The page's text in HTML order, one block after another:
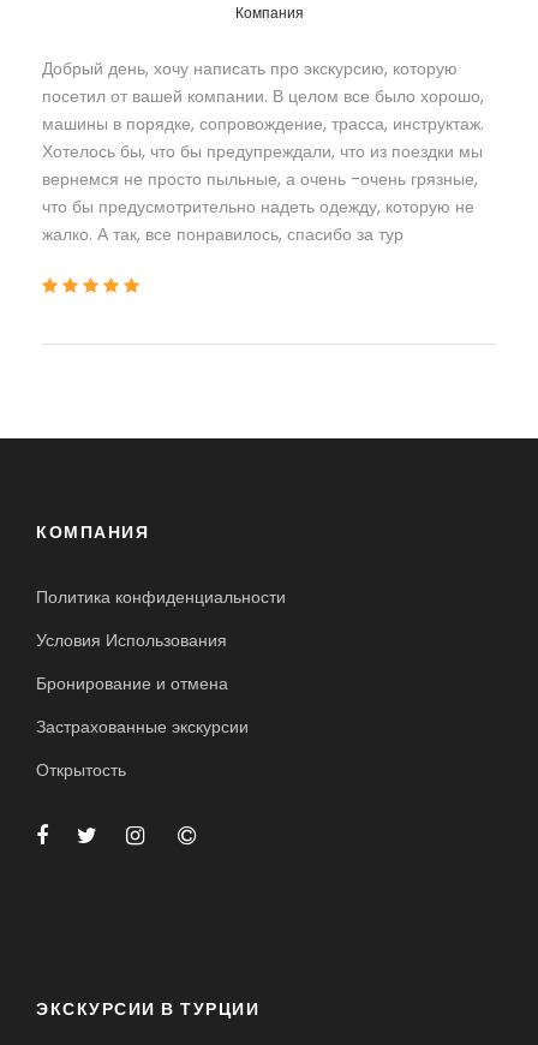
Компания
Добрый день, хочу написать про экскурсию, которую
посетил от вашей компании. В целом все было хорошо,
машины в порядке, сопровождение, трасса, инструктаж.
Хотелось бы, что бы предупреждали, что из поездки мы
вернемся не просто пыльные, а очень -очень грязные,
что бы предусмотрительно надеть одежду, которую не
жалко. А так, все понравилось, спасибо за тур
КОМПАНИЯ
Политика конфиденциальности
Условия Использования
Бронирование и отмена
Застрахованные экскурсии
Открытость
ЭКСКУРСИИ В ТУРЦИИ